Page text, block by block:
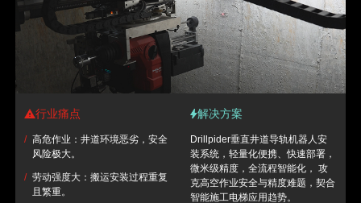
行业痛点
/ 高危作业：井道环境恶劣，安全
风险极大。
/ 劳动强度大：搬运安装过程重复
且繁重。
解决方案
Drillpider垂直井道导轨机器人安
装系统，轻量化便携、快速部署，
微米级精度，全流程智能化， 攻
克高空作业安全与精度难题，契合
智能施工电梯应用趋势。